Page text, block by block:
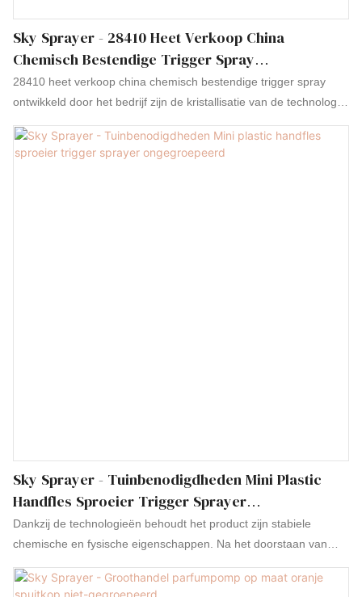
Sky Sprayer - 28410 Heet Verkoop China
Chemisch Bestendige Trigger Spray
Ongegroepeerd
28410 heet verkoop china chemisch bestendige trigger spray
ontwikkeld door het bedrijf zijn de kristallisatie van de technologie
van de markt, en perfect oplossen van de pijnpunten van de
industrie. Bovendien is het ontworpen op basis van de vereisten
Sky Sprayer - Tuinbenodigdheden Mini Plastic
Handfles Sproeier Trigger Sprayer
Ongegroepeerd
Dankzij de technologieën behoudt het product zijn stabiele
chemische en fysische eigenschappen. Na het doorstaan van
Hand Bottle Sprinkler Trigger Sprayer geschikt is voor het